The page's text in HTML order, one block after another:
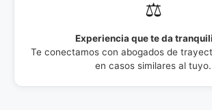
⚖️
Experiencia que te da
Te conectamos con abogados de
en casos similares al tuyo.